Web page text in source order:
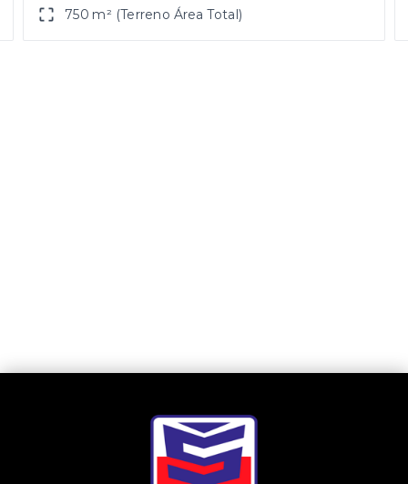
750 m² (Terreno Área Total)